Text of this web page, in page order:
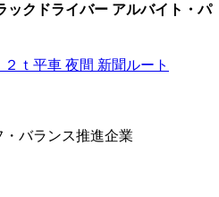
ックドライバー アルバイト・パ
バランス推進企業